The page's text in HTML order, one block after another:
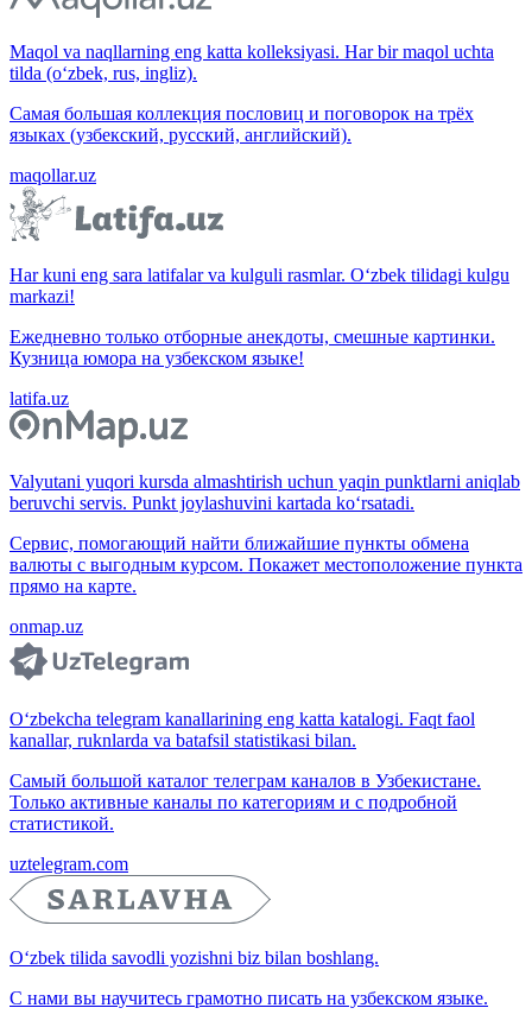
Maqol va naqllarning eng katta kolleksiyasi. Har bir maqol uchta
tilda (o‘zbek, rus, ingliz).
Самая большая коллекция пословиц и поговорок на трёх
языках (узбекский, русский, английский).
maqollar.uz
Har kuni eng sara latifalar va kulguli rasmlar. O‘zbek tilidagi kulgu
markazi!
Ежедневно только отборные анекдоты, смешные картинки.
Кузница юмора на узбекском языке!
latifa.uz
Valyutani yuqori kursda almashtirish uchun yaqin punktlarni aniqlab
beruvchi servis. Punkt joylashuvini kartada ko‘rsatadi.
Сервис, помогающий найти ближайшие пункты обмена
валюты с выгодным курсом. Покажет местоположение пункта
прямо на карте.
onmap.uz
O‘zbekcha telegram kanallarining eng katta katalogi. Faqt faol
kanallar, ruknlarda va batafsil statistikasi bilan.
Самый большой каталог телеграм каналов в Узбекистане.
Только активные каналы по категориям и с подробной
статистикой.
uztelegram.com
O‘zbek tilida savodli yozishni biz bilan boshlang.
С нами вы научитесь грамотно писать на узбекском языке.